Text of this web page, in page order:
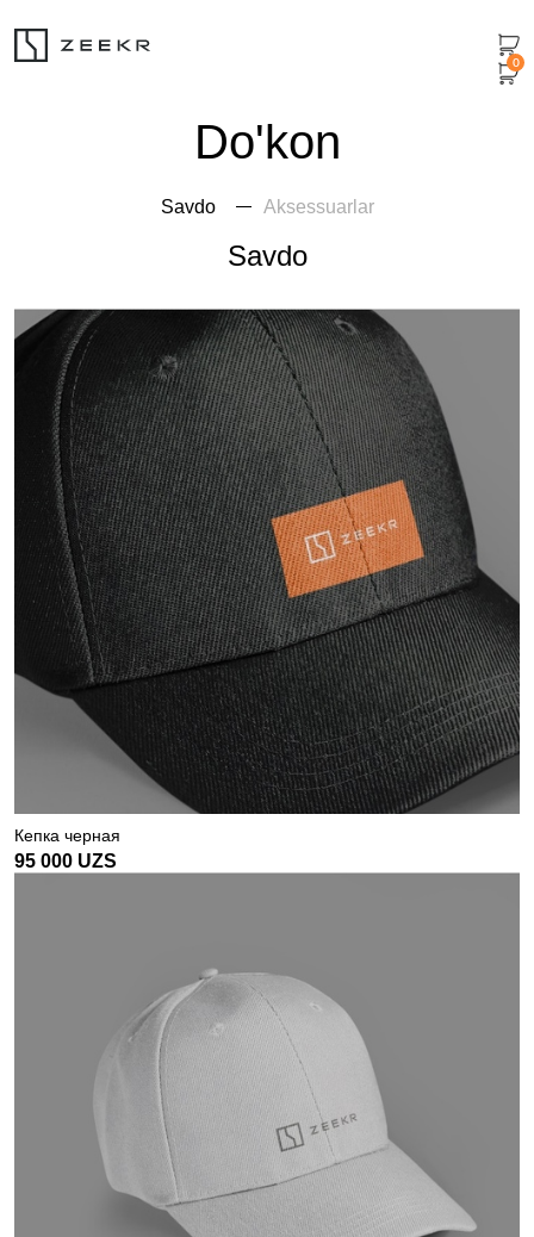
0
Do'kon
Savdo Aksessuarlar
Savdo
Кепка черная
95 000 UZS